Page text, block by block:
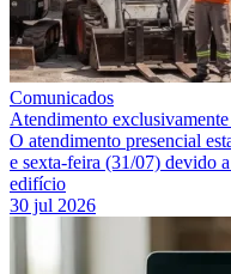
Comunicados
Atendimento
O atendimento presencial
e sexta-feira (31/07) devido
edifício
30 jul 2026